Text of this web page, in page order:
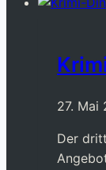
27. Mai
Der